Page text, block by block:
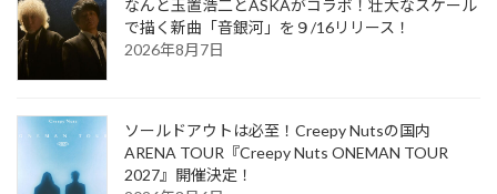
なんと玉置浩二とASKAがコラボ！壮大なスケール
で描く新曲「音銀河」を９/16リリース！
2026年8月7日
ソールドアウトは必至！Creepy Nutsの国内
ARENA TOUR『Creepy Nuts ONEMAN TOUR
2027』開催決定！